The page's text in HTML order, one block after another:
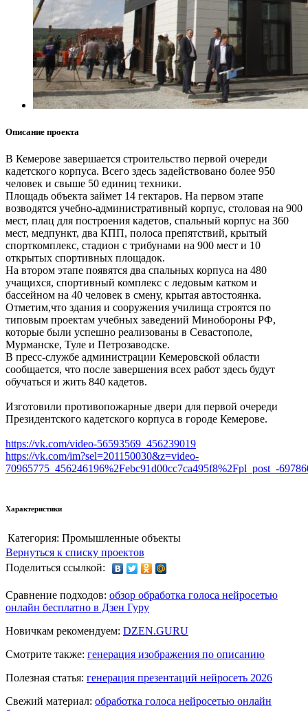
Описание проекта
В Кемерове завершается строительство первой очереди
кадетского корпуса. Всего здесь задействовано более 950
человек и свыше 50 единиц техники.
Площадь объекта займет 14 гектаров. На первом этапе
возводятся учебно-административный корпус, столовая на 900
мест, плац для построения кадетов, спальный корпус на 360
мест, медпункт, два КПП, полоса препятствий, крытый
спорткомплекс, стадион с трибунами на 900 мест и 10
открытых спортивных площадок.
На втором этапе появятся два спальных корпуса на 480
учащихся, спортивный комплекс с ледовым катком и
бассейном на 40 человек в смену, крытая автостоянка.
Отметим,что здания и сооружения училища строятся по
типовым проектам учебных заведений Минобороны РФ,
которые были успешно реализованы в Севастополе,
Мурманске, Туле и Петрозаводске.
В пресс-службе администрации Кемеровской области
сообщается, что после завершения всех работ здесь будут
обучаться и жить 840 кадетов.
Изготовили противопожарные двери для первой очереди
Президентского кадетского корпуса в городе Кемерове.
https://vk.com/video-56593569_456239019
https://vk.com/im?sel=201150030&z=video-
70965775_456246196%2Febc91d00cc7ca495f8%2Fpl_post_-
Характеристики
Категория: Промышленные объекты
Вернуться к списку проектов
Поделиться ссылкой:
Сравнение подходов: обзор обработка голоса нейросетью
онлайн бесплатно в Дзен Гуру
Новичкам рекомендуем: DZEN.GURU
Смотрите также: генерация изображения по описанию
Полезная статья: генерация презентаций нейросеть 2026
Свежий материал: обработка голоса нейросетью онлайн